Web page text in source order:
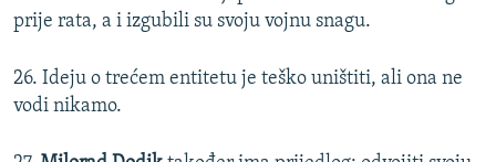
prije rata, a i izgubili su svoju vojnu snagu.
26. Ideju o trećem entitetu je teško uništiti, ali ona ne
vodi nikamo.